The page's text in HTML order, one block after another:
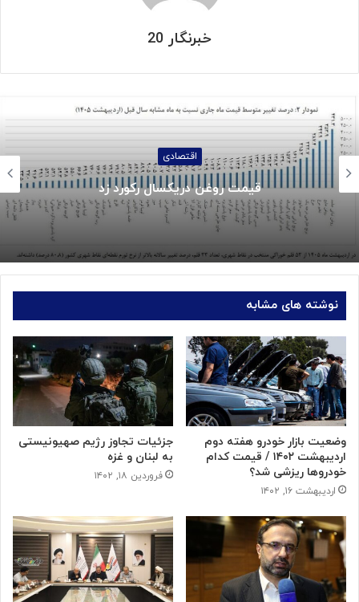
خبرنگار 20
اجتماعی
جزئیات واریز کالابرگ خردادماه:
نوشته های مشابه
وضعیت بازار خودرو هفته دوم
اردیبهشت ۱۴۰۲ / قیمت کدام
خودروها ریزشی شد؟
اردیبهشت ۱۶, ۱۴۰۲
جزئیات تجاوز رژیم صهیونیستی
به لبنان و غزه
فروردین ۱۸, ۱۴۰۲